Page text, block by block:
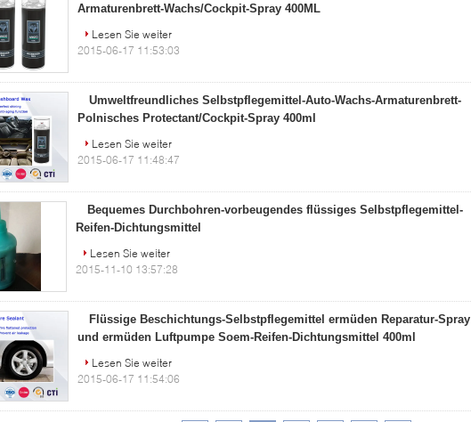
Armaturenbrett-Wachs/Cockpit-Spray 400ML
Lesen Sie weiter
2015-06-17 11:53:03
Umweltfreundliches Selbstpflegemittel-Auto-Wachs-Armaturenbrett-
Polnisches Protectant/Cockpit-Spray 400ml
Lesen Sie weiter
2015-06-17 11:48:47
Bequemes Durchbohren-vorbeugendes flüssiges Selbstpflegemittel-
Reifen-Dichtungsmittel
Lesen Sie weiter
2015-11-10 13:57:28
Flüssige Beschichtungs-Selbstpflegemittel ermüden Reparatur-Spray
und ermüden Luftpumpe Soem-Reifen-Dichtungsmittel 400ml
Lesen Sie weiter
2015-06-17 11:54:06